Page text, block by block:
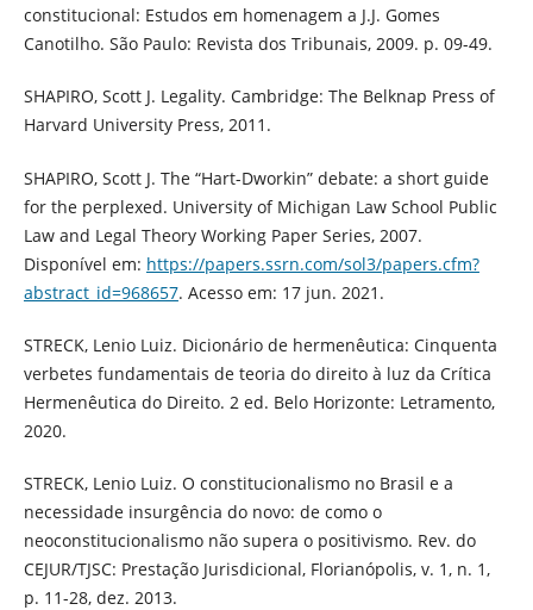
constitucional: Estudos em homenagem a J.J. Gomes
Canotilho. São Paulo: Revista dos Tribunais, 2009. p. 09-49.
SHAPIRO, Scott J. Legality. Cambridge: The Belknap Press of
Harvard University Press, 2011.
SHAPIRO, Scott J. The “Hart-Dworkin” debate: a short guide
for the perplexed. University of Michigan Law School Public
Law and Legal Theory Working Paper Series, 2007.
Disponível em: https://papers.ssrn.com/sol3/papers.cfm?
abstract_id=968657. Acesso em: 17 jun. 2021.
STRECK, Lenio Luiz. Dicionário de hermenêutica: Cinquenta
verbetes fundamentais de teoria do direito à luz da Crítica
Hermenêutica do Direito. 2 ed. Belo Horizonte: Letramento,
2020.
STRECK, Lenio Luiz. O constitucionalismo no Brasil e a
necessidade insurgência do novo: de como o
neoconstitucionalismo não supera o positivismo. Rev. do
CEJUR/TJSC: Prestação Jurisdicional, Florianópolis, v. 1, n. 1,
p. 11-28, dez. 2013.